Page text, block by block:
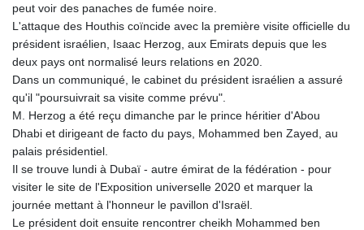
peut voir des panaches de fumée noire.
L'attaque des Houthis coïncide avec la première visite officielle du
président israélien, Isaac Herzog, aux Emirats depuis que les
deux pays ont normalisé leurs relations en 2020.
Dans un communiqué, le cabinet du président israélien a assuré
qu'il "poursuivrait sa visite comme prévu".
M. Herzog a été reçu dimanche par le prince héritier d'Abou
Dhabi et dirigeant de facto du pays, Mohammed ben Zayed, au
palais présidentiel.
Il se trouve lundi à Dubaï - autre émirat de la fédération - pour
visiter le site de l'Exposition universelle 2020 et marquer la
journée mettant à l'honneur le pavillon d'Israël.
Le président doit ensuite rencontrer cheikh Mohammed ben